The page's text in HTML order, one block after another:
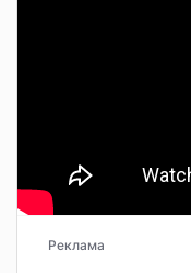
Реклама